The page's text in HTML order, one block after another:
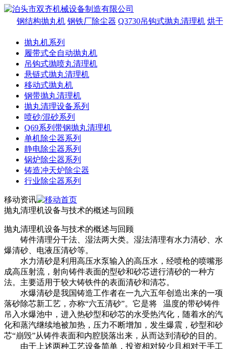
钢结构抛丸机 钢铁厂除尘器 Q3730吊钩式抛丸清理机 烘干
抛丸机系列
履带式全自动抛丸机
吊钩式抛喷丸清理机
悬链式抛丸清理机
移动式抛丸机
钢带抛丸清理机
抛丸清理设备系列
喷砂/混砂系列
Q69系列带钢抛丸清理机
单机除尘器系列
静电除尘器系列
锅炉除尘器系列
铸造冲天炉除尘器
行业除尘器系列
移动资讯
抛丸清理机设备与技术的概述与回顾
抛丸清理机设备与技术的概述与回顾
铸件清理分干法、湿法两大类。湿法清理有水力清砂、水
爆清砂、电液压清砂等。
水力清砂是利用高压水泵输入的高压水，经喷枪的喷嘴形
成高压射流，射向铸件表面的型砂和砂芯进行清砂的一种方
法。主要适用于较大铸铁件的表面清砂和清芯。
水爆清砂是我国铸造工作者在一九六五年创造出来的一项
落砂除芯新工艺，亦称“六五清砂”。它是将 温度的带砂铸件
吊入水爆池中，进入热砂型和砂芯的水受热汽化，随着水的汽
化和蒸汽继续地被加热，压力不断增加，发生爆震，砂型和砂
芯“崩毁”从铸件表面和内腔脱落出来，从而达到清砂的目的。
由于上述两种工艺设备简单，投资相对较少且相对于手工